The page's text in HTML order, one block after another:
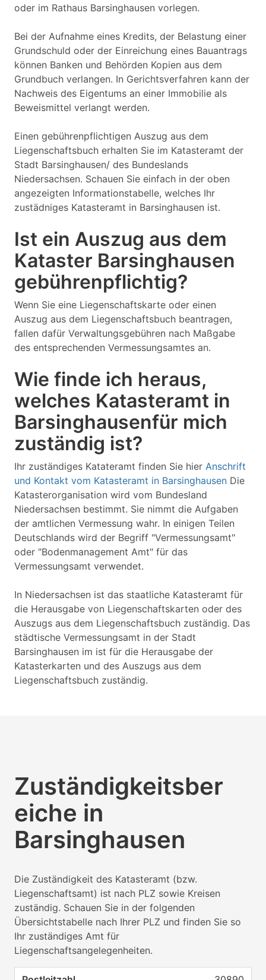
oder im Rathaus Barsinghausen vorlegen.
Bei der Aufnahme eines Kredits, der Belastung einer
Grundschuld oder der Einreichung eines Bauantrags
können Banken und Behörden Kopien aus dem
Grundbuch verlangen. In Gerichtsverfahren kann der
Nachweis des Eigentums an einer Immobilie als
Beweismittel verlangt werden.
Einen gebührenpflichtigen Auszug aus dem
Liegenschaftsbuch erhalten Sie im Katasteramt der
Stadt Barsinghausen/ des Bundeslands
Niedersachsen. Schauen Sie einfach in der oben
angezeigten Informationstabelle, welches Ihr
zustädniges Katasteramt in Barsinghausen ist.
Ist ein Auszug aus dem
Kataster Barsinghausen
gebührenpflichtig?
Wenn Sie eine Liegenschaftskarte oder einen
Auszug aus dem Liegenschaftsbuch beantragen,
fallen dafür Verwaltungsgebühren nach Maßgabe
des entsprechenden Vermessungsamtes an.
Wie finde ich heraus,
welches Katasteramt in
Barsinghausenfür mich
zuständig ist?
Ihr zuständiges Katateramt finden Sie hier Anschrift
und Kontakt vom Katasteramt in Barsinghausen Die
Katasterorganisation wird vom Bundesland
Niedersachsen bestimmt. Sie nimmt die Aufgaben
der amtlichen Vermessung wahr. In einigen Teilen
Deutschlands wird der Begriff "Vermessungsamt"
oder "Bodenmanagement Amt" für das
Vermessungsamt verwendet.
In Niedersachsen ist das staatliche Katasteramt für
die Herausgabe von Liegenschaftskarten oder des
Auszugs aus dem Liegenschaftsbuch zuständig. Das
städtische Vermessungsamt in der Stadt
Barsinghausen im ist für die Herausgabe der
Katasterkarten und des Auszugs aus dem
Liegenschaftsbuch zuständig.
Zuständigkeitsber
eiche in
Barsinghausen
Die Zuständigkeit des Katasteramt (bzw.
Liegenschaftsamt) ist nach PLZ sowie Kreisen
zuständig. Schauen Sie in der folgenden
Übersichtstabelle nach Ihrer PLZ und finden Sie so
Ihr zuständiges Amt für
Liegenschaftsangelegenheiten.